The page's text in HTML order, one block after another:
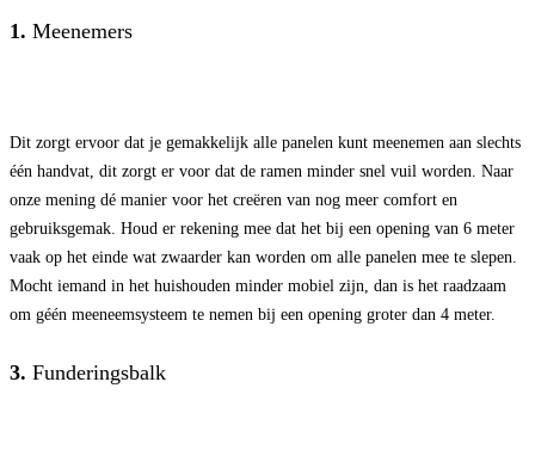
1. Meenemers
Dit zorgt ervoor dat je gemakkelijk alle panelen kunt meenemen aan slechts
één handvat, dit zorgt er voor dat de ramen minder snel vuil worden. Naar
onze mening dé manier voor het creëren van nog meer comfort en
gebruiksgemak. Houd er rekening mee dat het bij een opening van 6 meter
vaak op het einde wat zwaarder kan worden om alle panelen mee te slepen.
Mocht iemand in het huishouden minder mobiel zijn, dan is het raadzaam
om géén meeneemsysteem te nemen bij een opening groter dan 4 meter.
3. Funderingsbalk